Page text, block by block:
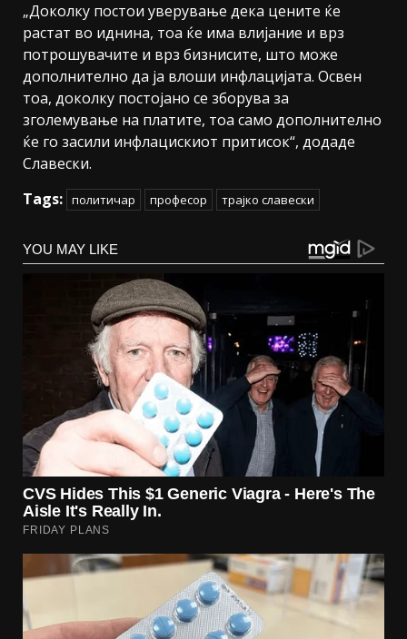
„Доколку постои уверување дека цените ќе
растат во иднина, тоа ќе има влијание и врз
потрошувачите и врз бизнисите, што може
дополнително да ја влоши инфлацијата. Освен
тоа, доколку постојано се зборува за
зголемување на платите, тоа само дополнително
ќе го засили инфлацискиот притисок“, додаде
Славески.
Tags: политичар професор трајко славески